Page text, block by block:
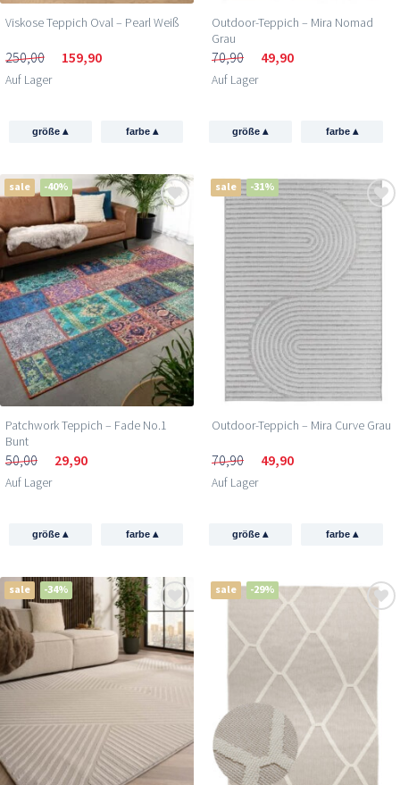
Viskose Teppich Oval – Pearl Weiß
250,00 159,90
Auf Lager
größe▴ farbe ▴
Outdoor-Teppich – Mira Nomad
Grau
70,90 49,90
Auf Lager
größe▴ farbe ▴
sale -40%
Patchwork Teppich – Fade No.1
Bunt
50,00 29,90
Auf Lager
größe▴ farbe ▴
sale -31%
Outdoor-Teppich – Mira Curve Grau
70,90 49,90
Auf Lager
größe▴ farbe ▴
sale -34% sale -29%